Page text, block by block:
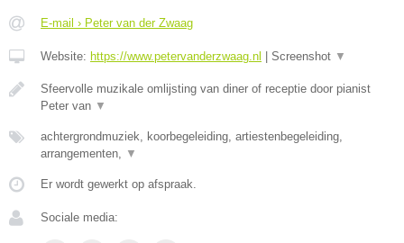
E-mail › Peter van der Zwaag
Website: https://www.petervanderzwaag.nl Screenshot ▼
Sfeervolle muzikale omlijsting van diner of receptie door pianist
Peter van ▼
achtergrondmuziek, koorbegeleiding, artiestenbegeleiding,
arrangementen, ▼
Er wordt gewerkt op afspraak.
Sociale media: